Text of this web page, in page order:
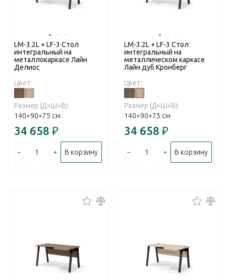
LM-3.2L + LF-3 Стол
интегральный на
металлокаркасе Лайн
Делиос
Цвет:
Размер (Д×Ш×В):
140×90×75 см
34 658 ₽
– + В корзину
LM-3.2L + LF-3 Стол
интегральный на
металлическом каркасе
Лайн дуб Кронберг
Цвет:
Размер (Д×Ш×В):
140×90×75 см
34 658 ₽
– + В корзину